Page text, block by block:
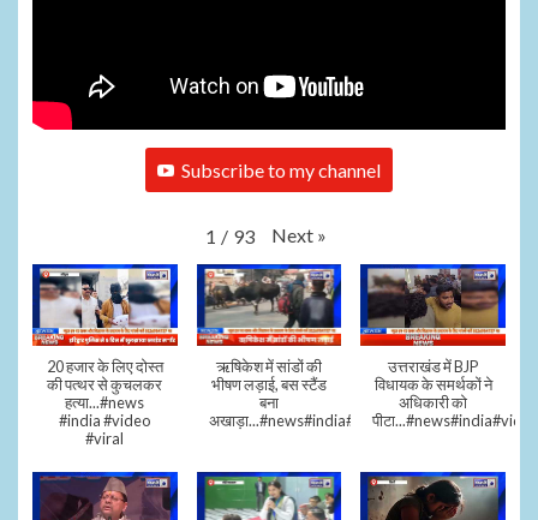
Subscribe to my channel
1 / 93 Next »
20 हजार के लिए दोस्त
की पत्थर से कुचलकर
हत्या...#news
#india #video
#viral
ऋषिकेश में सांडों की
भीषण लड़ाई, बस स्टैंड
बना
अखाड़ा...#news#india#video#viral
उत्तराखंड में BJP
विधायक के समर्थकों ने
अधिकारी को